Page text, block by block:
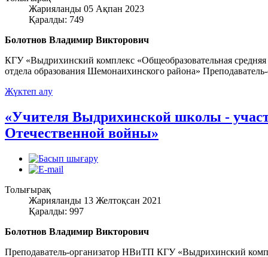
Жарияланды 05 Ақпан 2023
Қаралды: 749
Болотнов Владимир Викторович
КГУ «Выдрихинский комплекс «Общеобразовательная
отдела образования Шемонаихинского района»
Жүктеп алу
«Учителя Выдрихинской школы -
Отечественной войны»
Толығырақ
Жарияланды 13 Желтоқсан 2021
Қаралды: 997
Болотнов Владимир Викторович
Преподаватель-организатор НВиТП КГУ «Выдрихинский